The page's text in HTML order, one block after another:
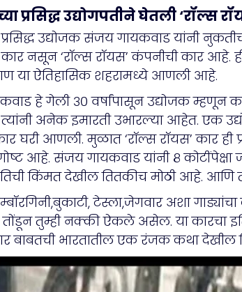
प्रसिद्ध उद्योगपतीने घेतली ‘रॉल्स
उद्योजक संजय गायकवाड यांनी
कार नसून ‘रॉल्स रॉयस’ कंपनीची कार
या ऐतिहासिक शहरामध्ये आणली आहे.
हे गेली ३० वर्षांपासून उद्योजक
त्यांनी अनेक इमारती उभारल्या आहेत. एक
घरी आणली. मुळात ‘रॉल्स रॉयस’ कार
आहे. संजय गायकवाड यांनी ८
किंमत देखील तितकीच मोठी आहे. आणि
टेस्ला,जेगवार अशा
तुम्ही नक्की ऐकले असेल. या कारचा
बाबतची भारतातील एक रंजक कथा देखील